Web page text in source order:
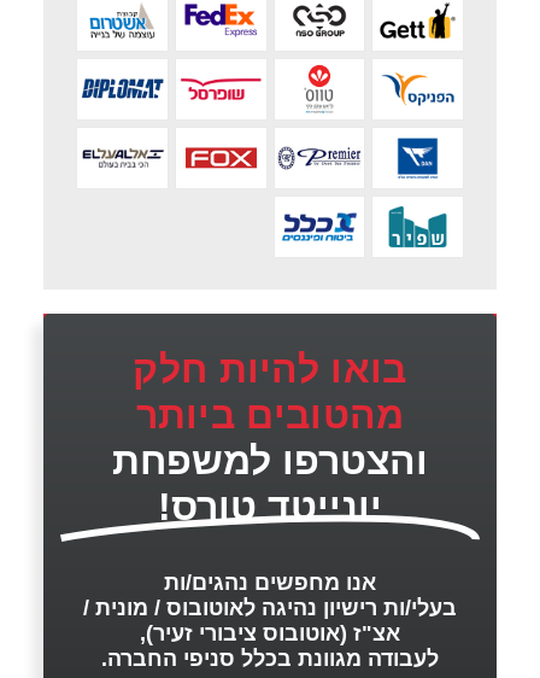
בואו להיות חלק
מהטובים ביותר
והצטרפו למשפחת
יונייטד טורס!
אנו מחפשים נהגים/ות
בעלי/ות רישיון נהיגה לאוטובוס / מונית /
אצ"ז (אוטובוס ציבורי זעיר),
לעבודה מגוונת בכלל סניפי החברה.